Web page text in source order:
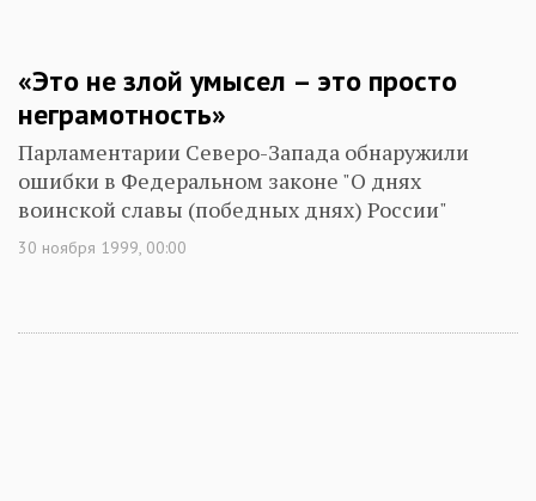
«Это не злой умысел – это просто
неграмотность»
Парламентарии Северо-Запада обнаружили
ошибки в Федеральном законе "О днях
воинской славы (победных днях) России"
30 ноября 1999, 00:00